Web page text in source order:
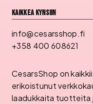
Kaikkea kynsiin
info@cesarsshop.fi
+358 400 608621
CesarsShop on
erikoistunut
laadukkaita tuotteita